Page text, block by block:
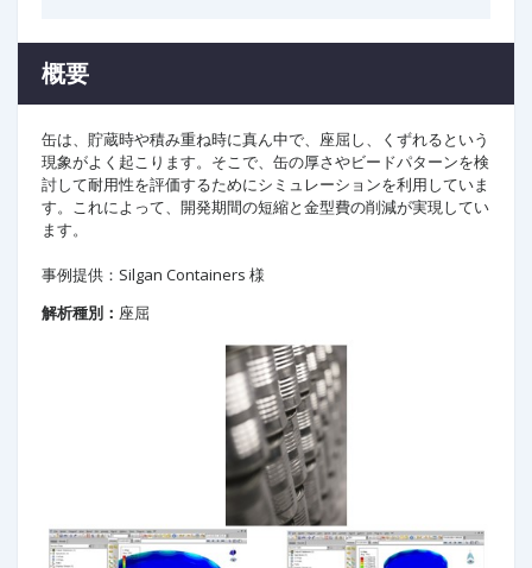
概要
缶は、貯蔵時や積み重ね時に真ん中で、座屈し、くずれるという
現象がよく起こります。そこで、缶の厚さやビードパターンを検
討して耐用性を評価するためにシミュレーションを利用していま
す。これによって、開発期間の短縮と金型費の削減が実現してい
ます。
事例提供：Silgan Containers 様
解析種別： 座屈